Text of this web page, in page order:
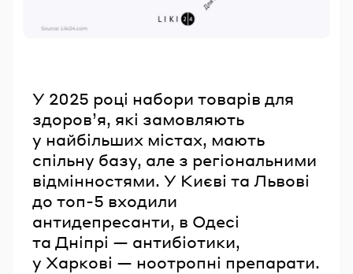
У 2025 році набори товарів для
здоров’я, які замовляють
у найбільших містах, мають
спільну базу, але з регіональними
відмінностями. У Києві та Львові
до топ-5 входили
антидепресанти, в Одесі
та Дніпрі — антибіотики,
у Харкові — ноотропні препарати.